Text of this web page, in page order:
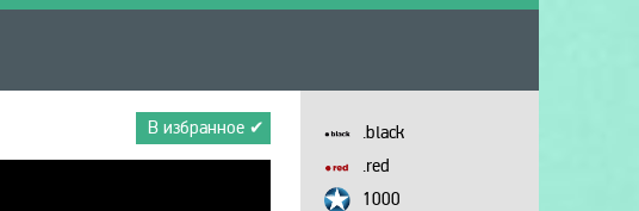
В избранное ✔
.black
.red
1000